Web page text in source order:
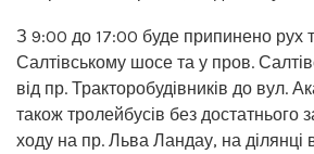
З 9:00 до 17:00 буде припинено рух
Салтівському шосе та у пров.
від пр. Тракторобудівників до вул.
також тролейбусів без достатнього
ходу на пр. Льва Ландау, на ділянці